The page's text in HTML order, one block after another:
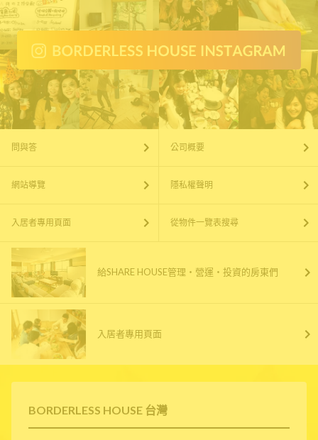
BORDERLESS HOUSE 台灣
問與答 公司概要
網站導覽 隱私權聲明
入居者專用頁面 從物件一覽表搜尋
給SHARE HOUSE管理・營運・投資的房東們
入居者專用頁面